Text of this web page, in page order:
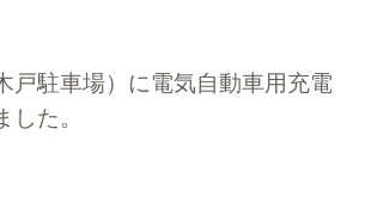
戸駐車場）に電気自動車用充電
した。